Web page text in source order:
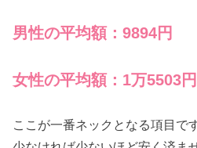
男性の平均額：9894円
女性の平均額：1万5503円
ここが一番ネックとなる項目で